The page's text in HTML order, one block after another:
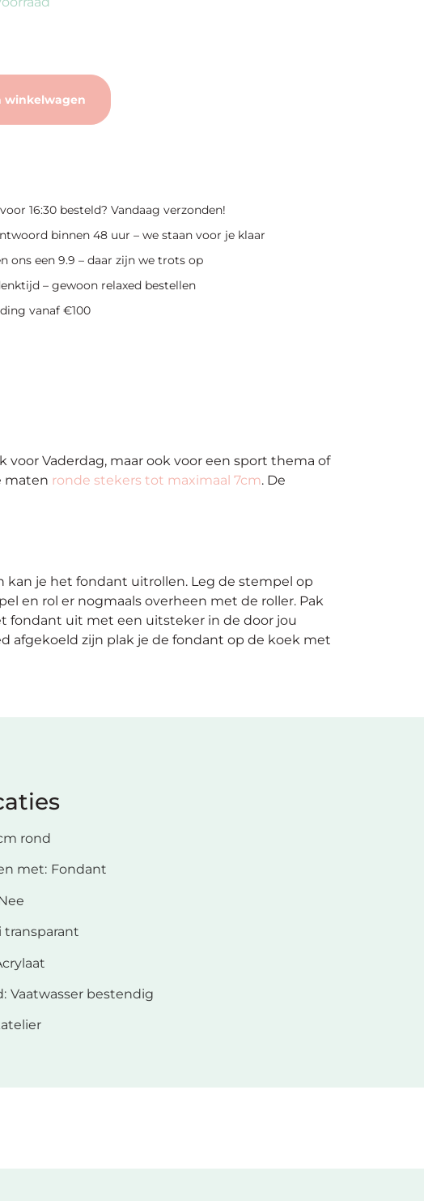
winkelwagen
16:30 besteld? Vandaag verzonden!
binnen 48 uur – we staan voor je klaar
ons een 9.9 – daar zijn we trots op
– gewoon relaxed bestellen
vanaf €100
Vaderdag, maar ook voor een sport thema of
maten ronde stekers tot maximaal 7cm. De
kan je het fondant uitrollen. Leg de stempel op
en rol er nogmaals overheen met de roller. Pak
fondant uit met een uitsteker in de door jou
afgekoeld zijn plak je de fondant op de koek met
rond
met: Fondant
transparant
Vaatwasser bestendig